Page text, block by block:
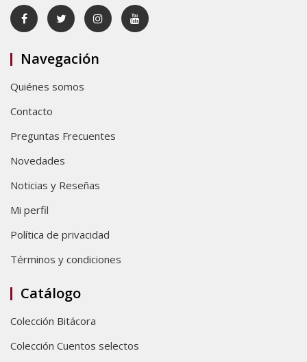
Navegación
Quiénes somos
Contacto
Preguntas Frecuentes
Novedades
Noticias y Reseñas
Mi perfil
Política de privacidad
Términos y condiciones
Catálogo
Colección Bitácora
Colección Cuentos selectos